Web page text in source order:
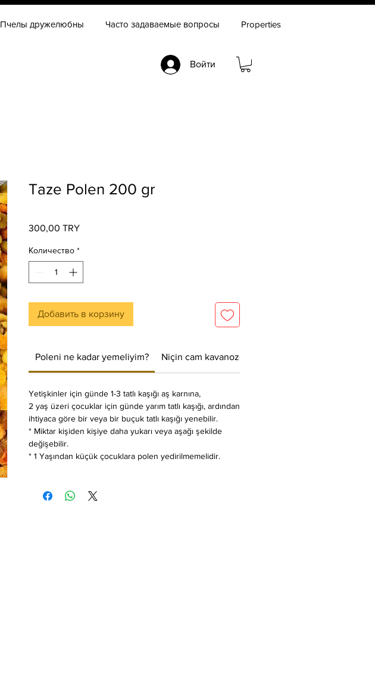
Пчелы дружелюбны Часто задаваемые вопросы Properties
Войти
Taze Polen 200 gr
300,00 TRYЦена
Количество *
Добавить в корзину
Poleni ne kadar yemeliyim? Niçin cam kavanozda gönderiyoruz?
Yetişkinler için günde 1-3 tatlı kaşığı aş karnına,
2 yaş üzeri çocuklar için günde yarım tatlı kaşığı, ardından
ihtiyaca göre bir veya bir buçuk tatlı kaşığı yenebilir.
* Miktar kişiden kişiye daha yukarı veya aşağı şekilde
değişebilir.
* 1 Yaşından küçük çocuklara polen yedirilmemelidir.